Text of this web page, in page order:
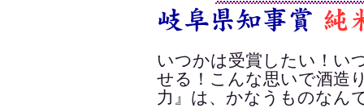
いつかは受賞したい！い
せる！こんな思いで酒造
力』は、かなうものなん